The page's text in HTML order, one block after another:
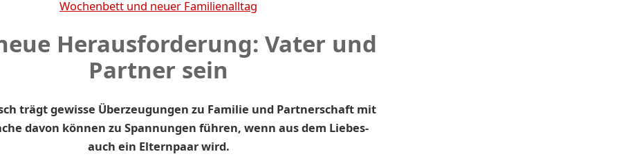
Wochenbett und neuer Familienalltag
Herausforderung: Vater und
Partner sein
trägt gewisse Überzeugungen zu Familie und Partnerschaft mit
davon können zu Spannungen führen, wenn aus dem Liebes-
auch ein Elternpaar wird.